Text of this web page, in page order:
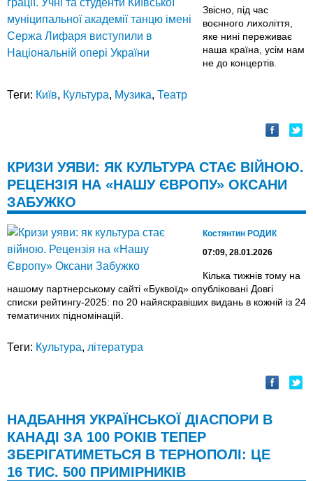
Звісно, під час
воєнного лихоліття,
яке нині переживає
наша країна, усім нам
не до концертів.
Теги: Київ, Культура, Музика, Театр
КРИЗИ УЯВИ: ЯК КУЛЬТУРА СТАЄ ВІЙНОЮ.
РЕЦЕНЗІЯ НА «НАШУ ЄВРОПУ» ОКСАНИ
ЗАБУЖКО
Костянтин РОДИК
07:09, 28.01.2026
Кілька тижнів тому на
нашому партнерському сайті «Буквоїд» опубліковані Довгі
списки рейтингу-2025: по 20 найяскравіших видань в кожній із 24
тематичних підномінацій.
Теги: Культура, література
НАДБАННЯ УКРАЇНСЬКОЇ ДІАСПОРИ В
КАНАДІ ЗА 100 РОКІВ ТЕПЕР
ЗБЕРІГАТИМЕТЬСЯ В ТЕРНОПОЛІ: ЦЕ
16 ТИС. 500 ПРИМІРНИКІВ